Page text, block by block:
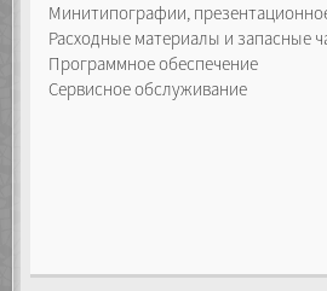
Минитипографии,
Расходные материалы и запасные
Программное обеспечение
Сервисное обслуживание